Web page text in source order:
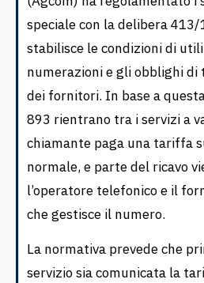
speciale con la delibera 413/
stabilisce le condizioni di
numerazioni e gli obblighi di
dei fornitori. In base a
893 rientrano tra i servizi a
chiamante paga una tariffa
normale, e parte del ricavo
l’operatore telefonico e il
che gestisce il numero.
La normativa prevede che
servizio sia comunicata la